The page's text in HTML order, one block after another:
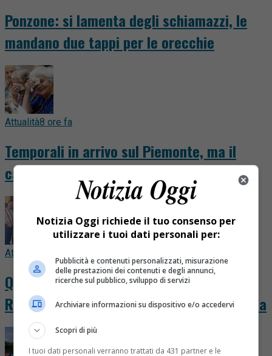
Ponzone: si lamenta degli schiamazzi, le
mandano due tappi per le orecchie
Attualità8 ore fa
Temporali in arrivo sul Piemonte, ma il
caldo non molla: afa oltre Ferragosto
Attualità
Quarona festeggia i cento anni di Piera
Rosa Taddia, un secolo di sorrisi e memoria
Notizia Oggi richiede il tuo consenso per
utilizzare i tuoi dati personali per:
Pubblicità e contenuti personalizzati, misurazione
delle prestazioni dei contenuti e degli annunci,
ricerche sul pubblico, sviluppo di servizi
Archiviare informazioni su dispositivo e/o accedervi
Scopri di più
I tuoi dati personali verranno trattati da 431 partner e le